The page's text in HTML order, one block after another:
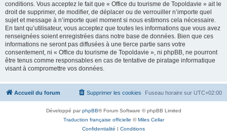
conditions. Vous acceptez le fait que « Office du tourisme de Topoldavie » ait le
droit de supprimer, de modifier, de déplacer ou de verrouiller n’importe quel
sujet et message à n’importe quel moment si nous estimons cela nécessaire.
En tant qu’utilisateur, vous acceptez que toutes les informations que vous avez
renseignées soient enregistrées dans notre base de données. Bien que ces
informations ne seront pas diffusées à une tierce partie sans votre
consentement, ni « Office du tourisme de Topoldavie », ni phpBB, ne pourront
être tenus comme responsables en cas de tentative de piratage informatique
visant à compromettre vos données.
Accueil du forum Fuseau horaire sur UTC+02:00
Supprimer les cookies
Développé parphpBB® Forum Software © phpBB Limited
Traduction française officielle ©Miles Cellar
Confidentialité | Conditions